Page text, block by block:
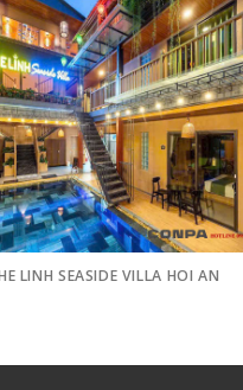
LINH SEASIDE VILLA HOI AN